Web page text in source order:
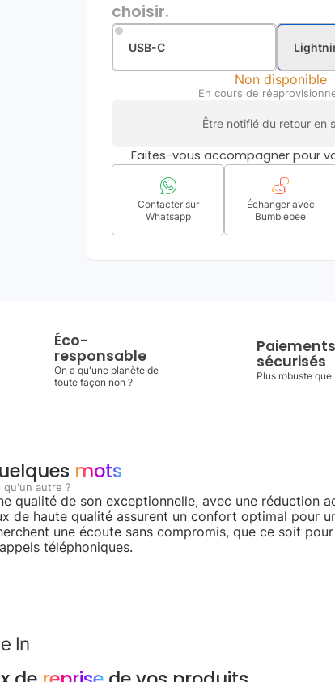
choisir.
USB-C
Non disponible
En cours de
Être notifié du retour en
Faites-vous accompagner pour
Contacter sur
Whatsapp
Échanger avec
Bumblebee
Éco-
responsable
On a qu'une planète de
toute façon non ?
Paiements
sécurisés
Plus robuste que
mots
qu'un autre ?
qualité de son exceptionnelle, avec une réduction
de haute qualité assurent un confort optimal pour
une écoute sans compromis, que ce soit
téléphoniques.